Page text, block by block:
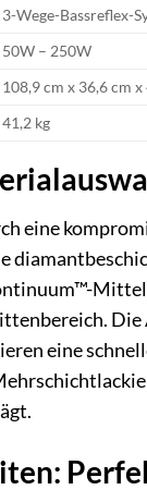
3-Wege-Bassreflex-
50W – 250W
108,9 cm x 36,6 cm
41,2 kg
eine
eine